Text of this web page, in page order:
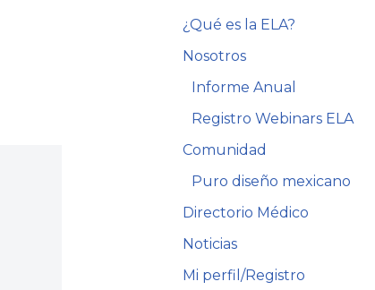
¿Qué es la ELA?
Nosotros
Informe Anual
Registro Webinars ELA
Comunidad
Puro diseño mexicano
Directorio Médico
Noticias
Mi perfil/Registro